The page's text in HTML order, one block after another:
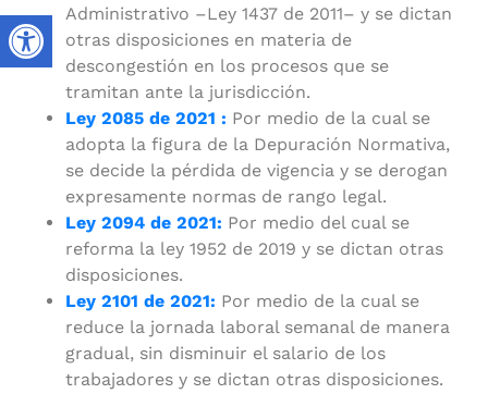
Administrativo –Ley 1437 de 2011– y se dictan
otras disposiciones en materia de
descongestión en los procesos que se
tramitan ante la jurisdicción.
Ley 2085 de 2021 : Por medio de la cual se
adopta la figura de la Depuración Normativa,
se decide la pérdida de vigencia y se derogan
expresamente normas de rango legal.
Ley 2094 de 2021: Por medio del cual se
reforma la ley 1952 de 2019 y se dictan otras
disposiciones.
Ley 2101 de 2021: Por medio de la cual se
reduce la jornada laboral semanal de manera
gradual, sin disminuir el salario de los
trabajadores y se dictan otras disposiciones.